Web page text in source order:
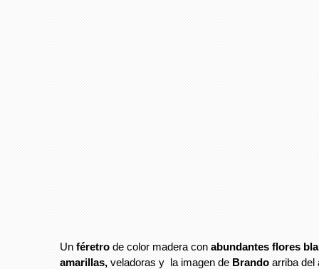
Un féretro de color madera con abundantes flores
amarillas, veladoras y la imagen de Brando arriba del